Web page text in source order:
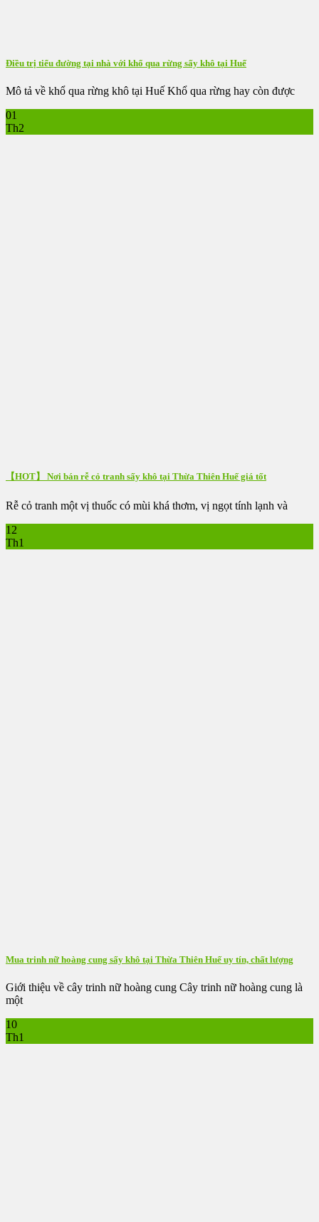
Điều trị tiểu đường tại nhà với khổ qua rừng sấy khô tại Huế
Mô tả về khổ qua rừng khô tại Huế Khổ qua rừng hay còn được
01
Th2
【HOT】 Nơi bán rễ cỏ tranh sấy khô tại Thừa Thiên Huế giá tốt
Rễ cỏ tranh một vị thuốc có mùi khá thơm, vị ngọt tính lạnh và
12
Th1
Mua trinh nữ hoàng cung sấy khô tại Thừa Thiên Huế uy tín, chất lượng
Giới thiệu về cây trinh nữ hoàng cung Cây trinh nữ hoàng cung là
một
10
Th1